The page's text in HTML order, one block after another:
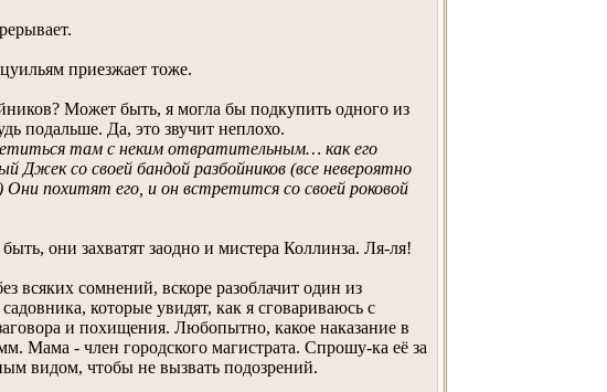
приезжает тоже.
Может быть, я могла бы подкупить одного из
подальше. Да, это звучит неплохо.
там с неким отвратительным… как его
со своей бандой разбойников (все невероятно
похитят его, и он встретится со своей роковой
они захватят заодно и мистера Коллинза. Ля-ля!
всяких сомнений, вскоре разоблачит один из
которые увидят, как я сговариваюсь с
и похищения. Любопытно, какое наказание в
Мама - член городского магистрата. Спрошу-ка её за
видом, чтобы не вызвать подозрений.